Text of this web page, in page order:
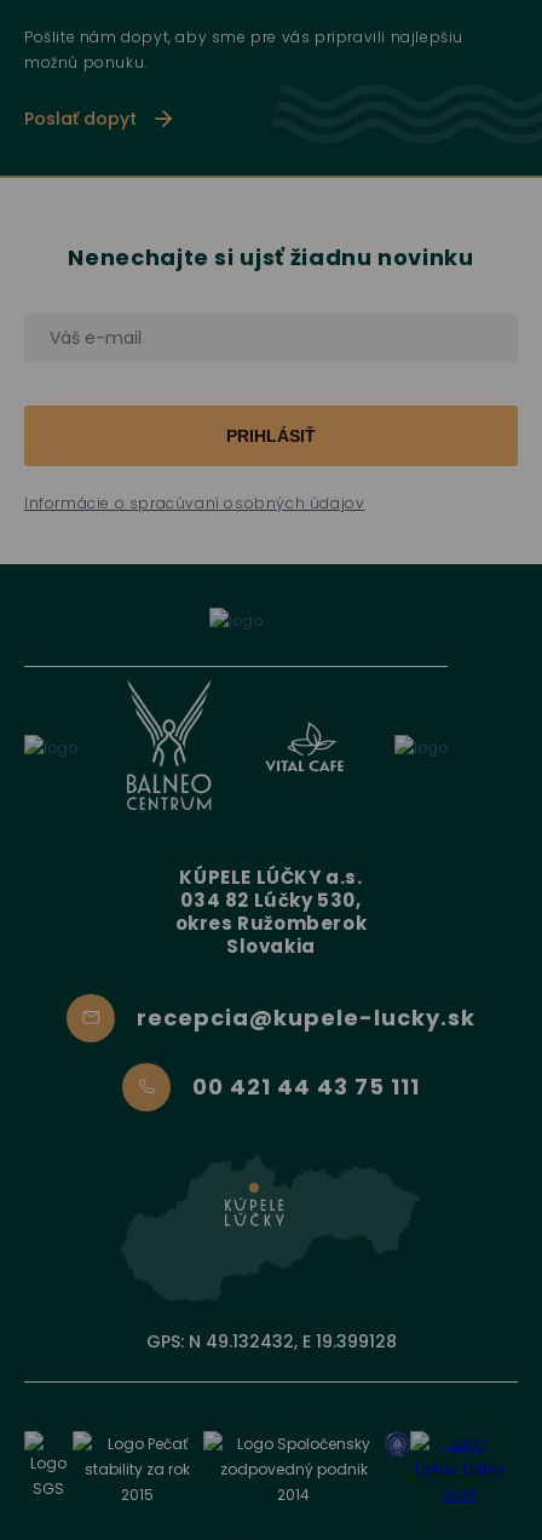
Pošlite nám dopyt, aby sme pre vás pripravili najlepšiu
možnú ponuku.
Poslať dopyt
Nenechajte si ujsť žiadnu novinku
PRIHLÁSIŤ
Informácie o spracúvaní osobných údajov
KÚPELE LÚČKY a.s.
034 82 Lúčky 530,
okres Ružomberok
Slovakia
recepcia@kupele-lucky.sk
00 421 44 43 75 111
GPS: N 49.132432, E 19.399128